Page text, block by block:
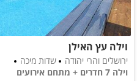
וילה עץ האילן
ירושלים והרי יהודה
שדות מיכה
וילה 7 חדרים + מתחם אירועים